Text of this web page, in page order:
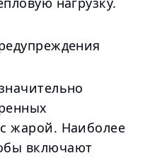
жарой. Наиболее
включают